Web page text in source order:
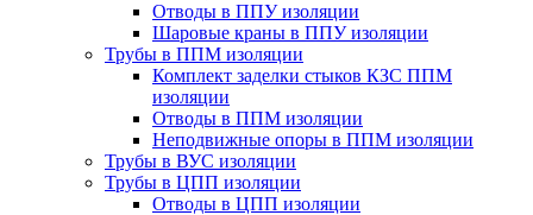
Отводы в ППУ изоляции
Шаровые краны в ППУ изоляции
Трубы в ППМ изоляции
Комплект заделки стыков КЗС ППМ
изоляции
Отводы в ППМ изоляции
Неподвижные опоры в ППМ изоляции
Трубы в ВУС изоляции
Трубы в ЦПП изоляции
Отводы в ЦПП изоляции